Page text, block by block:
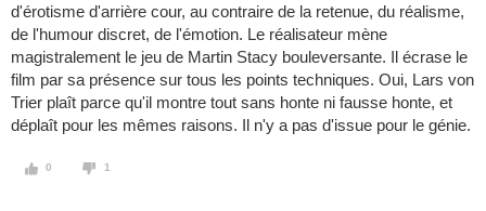
d'érotisme d'arrière cour, au contraire de la retenue, du réalisme,
de l'humour discret, de l'émotion. Le réalisateur mène
magistralement le jeu de Martin Stacy bouleversante. Il écrase le
film par sa présence sur tous les points techniques. Oui, Lars von
Trier plaît parce qu'il montre tout sans honte ni fausse honte, et
déplaît pour les mêmes raisons. Il n'y a pas d'issue pour le génie.
0 1